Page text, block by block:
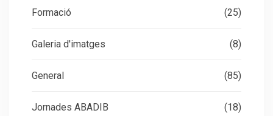
Formació (25)
Galeria d'imatges (8)
General (85)
Jornades ABADIB (18)